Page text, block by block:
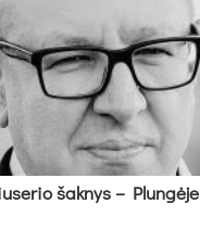
šak­nys – Plun­gė­je